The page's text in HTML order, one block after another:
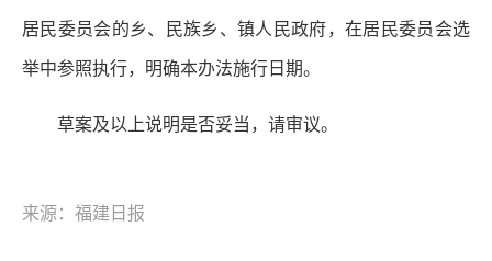
居民委员会的乡、民族乡、镇人民政府，在居民委员会选
举中参照执行，明确本办法施行日期。
草案及以上说明是否妥当，请审议。
来源：福建日报